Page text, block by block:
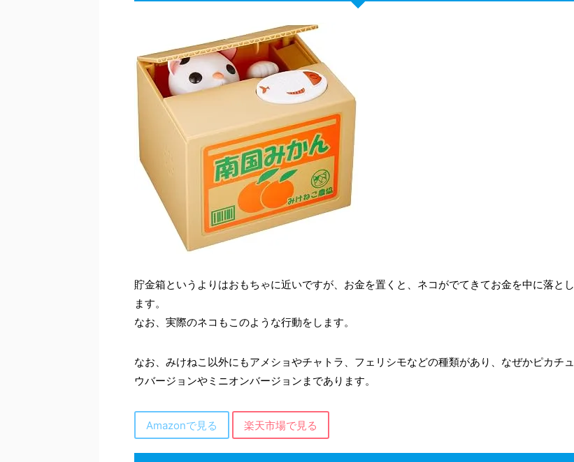
貯金箱というよりはおもちゃに近いですが、お金を置くと、ネコがでてきてお金を中に落とし
ます。
なお、実際のネコもこのような行動をします。
なお、みけねこ以外にもアメショやチャトラ、フェリシモなどの種類があり、なぜかピカチュ
ウバージョンやミニオンバージョンまであります。
Amazonで見る 楽天市場で見る